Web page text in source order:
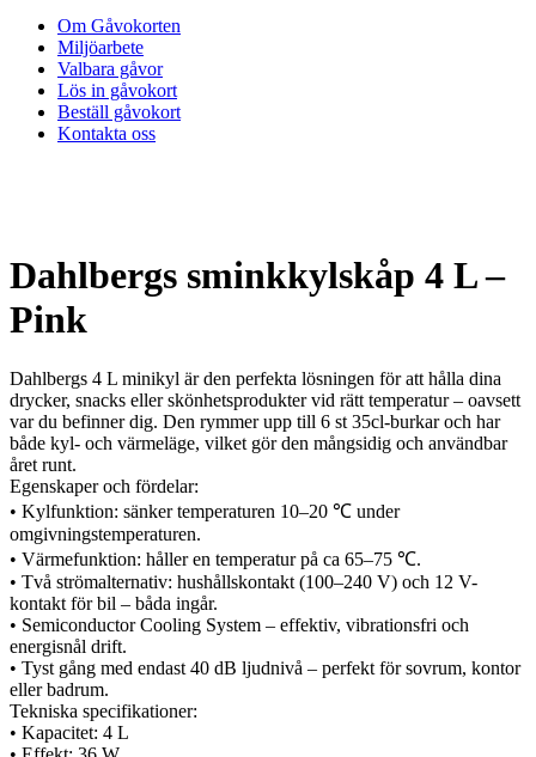
Om Gåvokorten
Miljöarbete
Valbara gåvor
Lös in gåvokort
Beställ gåvokort
Kontakta oss
Dahlbergs sminkkylskåp 4 L –
Pink
Dahlbergs 4 L minikyl är den perfekta lösningen för att hålla dina
drycker, snacks eller skönhetsprodukter vid rätt temperatur – oavsett
var du befinner dig. Den rymmer upp till 6 st 35cl-burkar och har
både kyl- och värmeläge, vilket gör den mångsidig och användbar
året runt.
Egenskaper och fördelar:
• Kylfunktion: sänker temperaturen 10–20 ℃ under
omgivningstemperaturen.
• Värmefunktion: håller en temperatur på ca 65–75 ℃.
• Två strömalternativ: hushållskontakt (100–240 V) och 12 V-
kontakt för bil – båda ingår.
• Semiconductor Cooling System – effektiv, vibrationsfri och
energisnål drift.
• Tyst gång med endast 40 dB ljudnivå – perfekt för sovrum, kontor
eller badrum.
Tekniska specifikationer:
• Kapacitet: 4 L